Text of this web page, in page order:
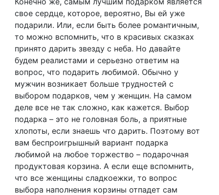
свое сердце, которое, вероятно, Вы ей уже
подарили. Или, если быть более романтичным,
то можно вспомнить, что в красивых сказках
принято дарить звезду с неба. Но давайте
будем реалистами и серьезно ответим на
вопрос, что подарить любимой. Обычно у
мужчин возникает больше трудностей с
выбором подарков, чем у женщин. На самом
деле все не так сложно, как кажется. Выбор
подарка – это не головная боль, а приятные
хлопоты, если знаешь что дарить. Поэтому вот
вам беспроигрышный вариант подарка
любимой на любое торжество – подарочная
продуктовая корзина. А если еще вспомнить,
что все женщины сладкоежки, то вопрос
выбора наполнения корзины отпадет сам